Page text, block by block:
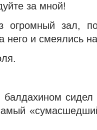
за мной!
огромный зал,
него и смеялись